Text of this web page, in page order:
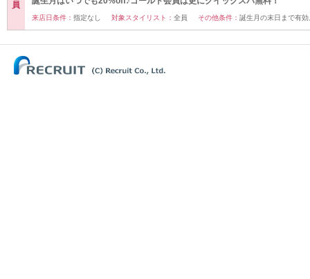
員
来店日条件： 指定なし 対象スタイリスト： 全員 その他条件： 誕生月の末日まで有